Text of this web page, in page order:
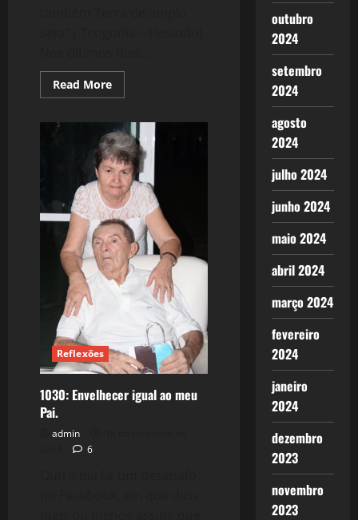
Read MoreRead
more
À
Busca
pelo
CAOS
Reflexões
1030: Envelhecer igual ao meu
Pai.
admin
6
outubro
2024
setembro
2024
agosto
2024
julho 2024
junho 2024
maio 2024
abril 2024
março 2024
fevereiro
2024
janeiro
2024
dezembro
2023
novembro
2023